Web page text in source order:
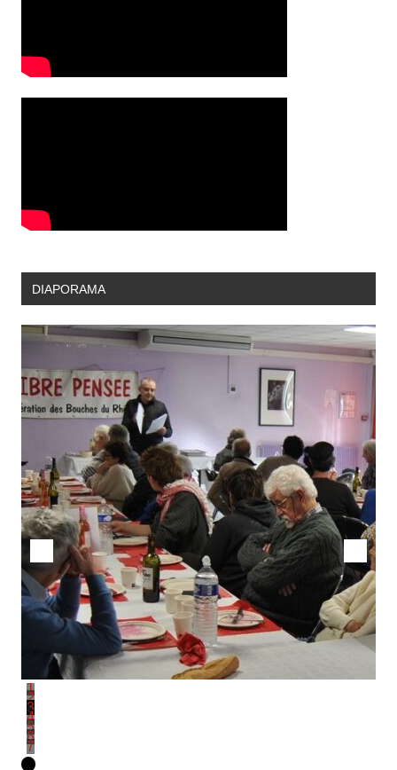
DIAPORAMA
1
2
3
4
5
6
7